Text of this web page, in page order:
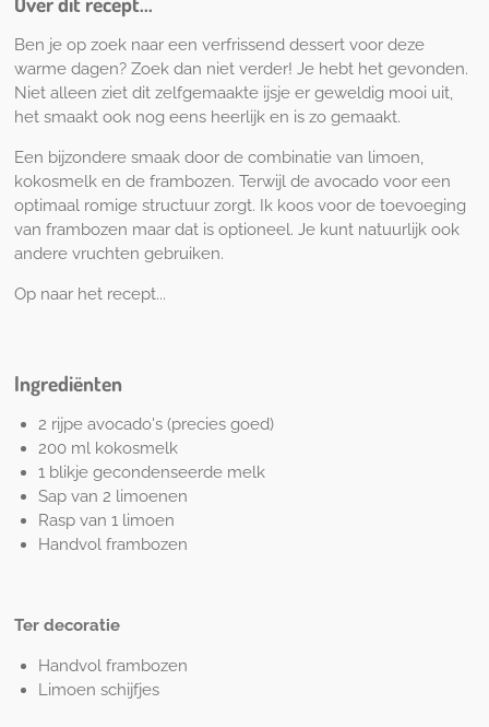
n
Ben je op zoek naar een verfrissend dessert voor deze
warme dagen? Zoek dan niet verder! Je hebt het gevonden.
Niet alleen ziet dit zelfgemaakte ijsje er geweldig mooi uit,
het smaakt ook nog eens heerlijk en is zo gemaakt.
Een bijzondere smaak door de combinatie van limoen,
kokosmelk en de frambozen. Terwijl de avocado voor een
optimaal romige structuur zorgt. Ik koos voor de toevoeging
van frambozen maar dat is optioneel. Je kunt natuurlijk ook
andere vruchten gebruiken.
Op naar het recept...
Ingrediënten
2 rijpe avocado's (precies goed)
200 ml kokosmelk
1 blikje gecondenseerde melk
Sap van 2 limoenen
Rasp van 1 limoen
Handvol frambozen
Ter decoratie
Handvol frambozen
Limoen schijfjes